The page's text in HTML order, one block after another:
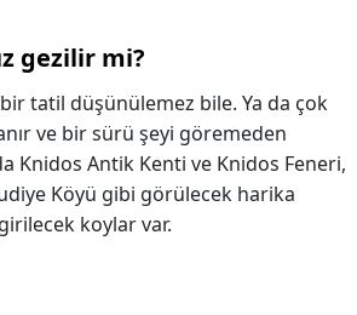
gezilir mi?
bir tatil düşünülemez bile. Ya da çok
ve bir sürü şeyi göremeden
Knidos Antik Kenti ve Knidos Feneri,
Köyü gibi görülecek harika
koylar var.